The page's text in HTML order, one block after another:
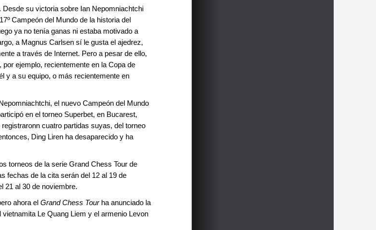
su victoria sobre Ian Nepomniachtchi
Campeón del Mundo de la historia del
ya no tenía ganas ni estaba motivado a
a Magnus Carlsen sí le gusta el ajedrez,
a través de Internet. Pero a pesar de ello,
ejemplo, recientemente en la Copa de
y a su equipo, o más recientemente en
el nuevo Campeón del Mundo
en el torneo Superbet, en Bucarest,
cuatro partidas suyas, del torneo
Ding Liren ha desaparecido y ha
torneos de la serie Grand Chess Tour de
fechas de la cita serán del 12 al 19 de
21 al 30 de noviembre.
ahora el Grand Chess Tourha anunciado la
Le Quang Liem y el armenio Levon